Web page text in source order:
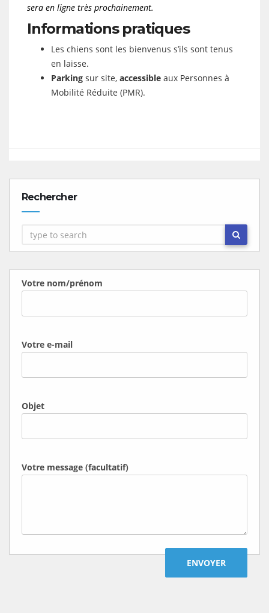
sera en ligne très prochainement.
Informations pratiques
Les chiens sont les bienvenus s’ils sont tenus
en laisse.
Parking sur site, accessible aux Personnes à
Mobilité Réduite (PMR).
Rechercher
Votre nom/prénom
Votre e-mail
Objet
Votre message (facultatif)